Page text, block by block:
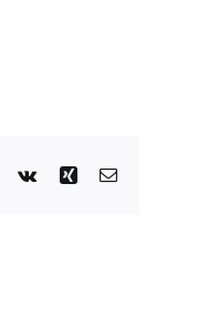
Pinterest
Vk Xing Email